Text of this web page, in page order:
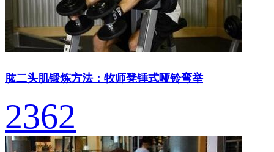
肱二头肌锻炼方法：牧师凳锤式哑铃弯举
2362